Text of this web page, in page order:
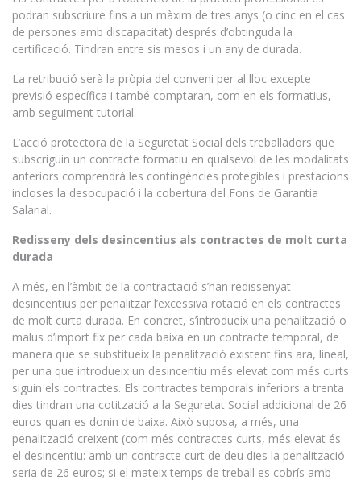
podran subscriure fins a un màxim de tres anys (o cinc en el cas
de persones amb discapacitat) després d’obtinguda la
certificació. Tindran entre sis mesos i un any de durada.
La retribució serà la pròpia del conveni per al lloc excepte
previsió específica i també comptaran, com en els formatius,
amb seguiment tutorial.
L’acció protectora de la Seguretat Social dels treballadors que
subscriguin un contracte formatiu en qualsevol de les modalitats
anteriors comprendrà les contingències protegibles i prestacions
incloses la desocupació i la cobertura del Fons de Garantia
Salarial.
Redisseny dels desincentius als contractes de molt curta
durada
A més, en l’àmbit de la contractació s’han redissenyat
desincentius per penalitzar l’excessiva rotació en els contractes
de molt curta durada. En concret, s’introdueix una penalització o
malus d’import fix per cada baixa en un contracte temporal, de
manera que se substitueix la penalització existent fins ara, lineal,
per una que introdueix un desincentiu més elevat com més curts
siguin els contractes. Els contractes temporals inferiors a trenta
dies tindran una cotització a la Seguretat Social addicional de 26
euros quan es donin de baixa. Això suposa, a més, una
penalització creixent (com més contractes curts, més elevat és
el desincentiu: amb un contracte curt de deu dies la penalització
seria de 26 euros; si el mateix temps de treball es cobrís amb